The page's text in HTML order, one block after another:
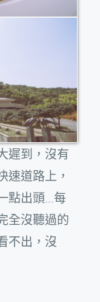
遲到，沒有
速道路上，
點出頭...每
全沒聽過的
不出，沒